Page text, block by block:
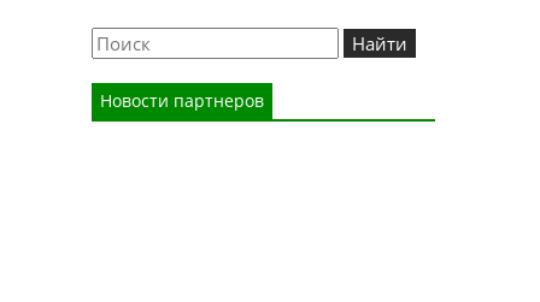
Новости партнеров